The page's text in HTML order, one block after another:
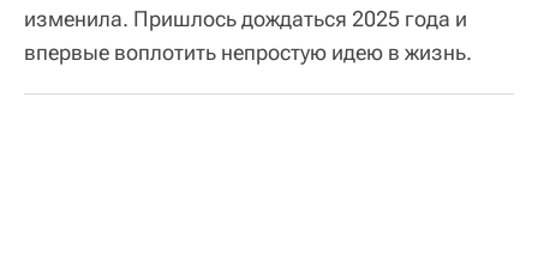
изменила. Пришлось дождаться 2025 года и
впервые воплотить непростую идею в жизнь.